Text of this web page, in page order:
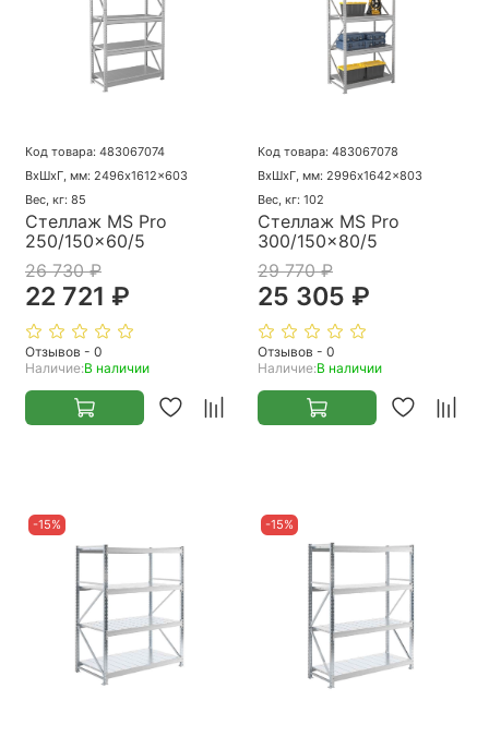
Код товара: 483067074
ВхШхГ, мм: 2496x1612x603
Вес, кг: 85
Стеллаж MS Pro
250/150x60/5
26 730 ₽
22 721 ₽
Отзывов - 0
Наличие:В наличии
Код товара: 483067078
ВхШхГ, мм: 2996x1642x803
Вес, кг: 102
Стеллаж MS Pro
300/150x80/5
29 770 ₽
25 305 ₽
Отзывов - 0
Наличие:В наличии
-15% -15%